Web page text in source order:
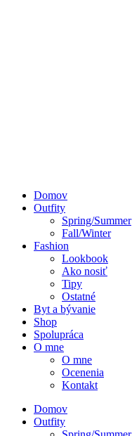
Domov
Outfity
Spring/Summer
Fall/Winter
Fashion
Lookbook
Ako nosiť
Tipy
Ostatné
Byt a bývanie
Shop
Spolupráca
O mne
O mne
Ocenenia
Kontakt
Domov
Outfity